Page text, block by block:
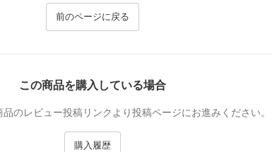
前のページに戻る
この商品を購入している場合
のレビュー投稿リンクより投稿ページにお進みください。
購入履歴